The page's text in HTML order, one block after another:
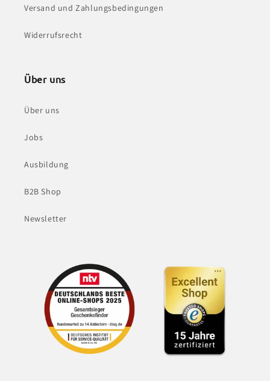
Versand und Zahlungsbedingungen
Widerrufsrecht
Über uns
Über uns
Jobs
Ausbildung
B2B Shop
Newsletter